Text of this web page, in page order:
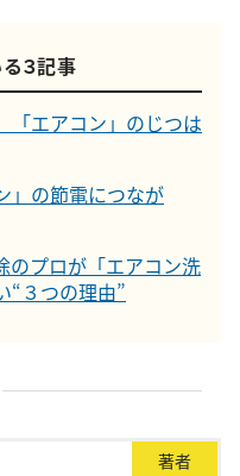
３記事
エアコン」のじつは
」の節電につなが
プロが「エアコン洗
“３つの理由”
著者